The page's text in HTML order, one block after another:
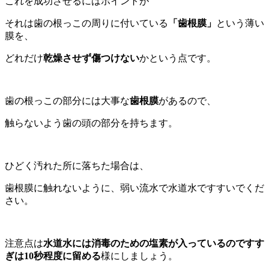
それは歯の根っこの周りに付いている 「歯根膜」 という薄い
膜を、
どれだけ乾燥させず傷つけないかという点です。
歯の根っこの部分には大事な歯根膜があるので、
触らないよう歯の頭の部分を持ちます。
ひどく汚れた所に落ちた場合は、
歯根膜に触れないように、弱い流水で水道水ですすいでくだ
さい。
注意点は水道水には消毒のための塩素が入っているのですす
ぎは10秒程度に留める様にしましょう。